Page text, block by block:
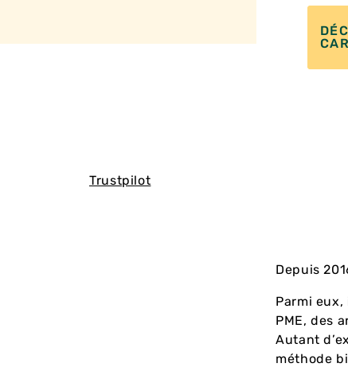
Trustpilot
Depuis
Parmi
PME, des
Autant
méthode